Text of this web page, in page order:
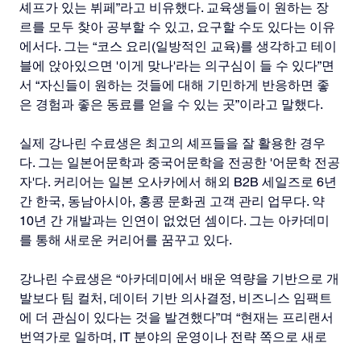
셰프가 있는 뷔페”라고 비유했다. 교육생들이 원하는 장
르를 모두 찾아 공부할 수 있고, 요구할 수도 있다는 이유
에서다. 그는 “코스 요리(일방적인 교육)를 생각하고 테이
블에 앉아있으면 '이게 맞나'라는 의구심이 들 수 있다”면
서 “자신들이 원하는 것들에 대해 기민하게 반응하면 좋
은 경험과 좋은 동료를 얻을 수 있는 곳”이라고 말했다.
실제 강나린 수료생은 최고의 셰프들을 잘 활용한 경우
다. 그는 일본어문학과 중국어문학을 전공한 '어문학 전공
자'다. 커리어는 일본 오사카에서 해외 B2B 세일즈로 6년
간 한국, 동남아시아, 홍콩 문화권 고객 관리 업무다. 약
10년 간 개발과는 인연이 없었던 셈이다. 그는 아카데미
를 통해 새로운 커리어를 꿈꾸고 있다.
강나린 수료생은 “아카데미에서 배운 역량을 기반으로 개
발보다 팀 컬처, 데이터 기반 의사결정, 비즈니스 임팩트
에 더 관심이 있다는 것을 발견했다”며 “현재는 프리랜서
번역가로 일하며, IT 분야의 운영이나 전략 쪽으로 새로